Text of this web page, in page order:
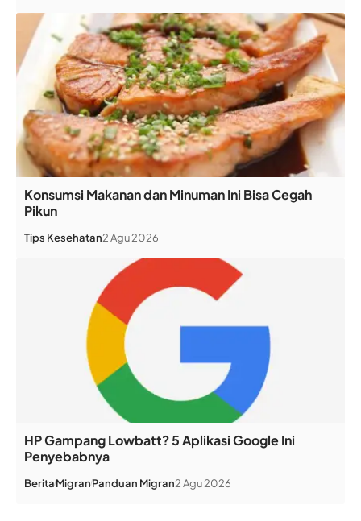
Konsumsi Makanan dan Minuman Ini Bisa Cegah
Pikun
Tips Kesehatan2 Agu 2026
HP Gampang Lowbatt? 5 Aplikasi Google Ini
Penyebabnya
BeritaMigranPanduan Migran2 Agu 2026